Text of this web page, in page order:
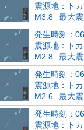
震源地：ト
M3.8
最大
発生時刻：
震源地：ト
M2.8
最大
発生時刻：
震源地：ト
M2.6
最大
発生時刻：
震源地：ト